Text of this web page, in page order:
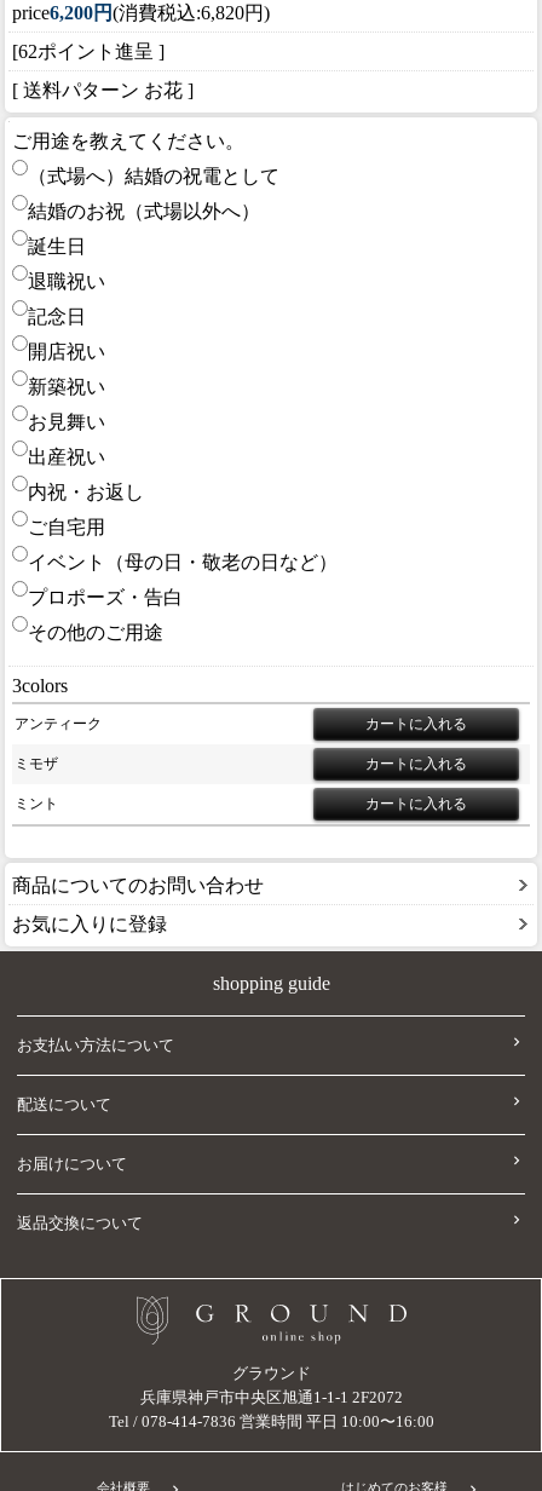
price6,200円(消費税込:6,820円)
[62ポイント進呈 ]
[ 送料パターン お花 ]
ご用途を教えてください。
（式場へ）結婚の祝電として
結婚のお祝（式場以外へ）
誕生日
退職祝い
記念日
開店祝い
新築祝い
お見舞い
出産祝い
内祝・お返し
ご自宅用
イベント（母の日・敬老の日など）
プロポーズ・告白
その他のご用途
3colors
アンティーク
ミモザ
ミント
商品についてのお問い合わせ
お気に入りに登録
shopping guide
お支払い方法について
配送について
お届けについて
返品交換について
グラウンド
兵庫県神戸市中央区旭通1-1-1 2F2072
Tel / 078-414-7836 営業時間 平日 10:00〜16:00
会社概要 はじめてのお客様